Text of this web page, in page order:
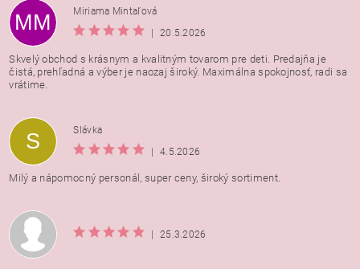
Vložením hodnotenie súhlasíte s
osobných údajov
MM
Miriama Mintaľová
|
20.5.2026
Skvelý obchod s krásnym a kvalitným tovarom pre deti. Predajňa je
čistá, prehľadná a výber je naozaj široký. Maximálna spokojnosť, radi sa
vrátime.
S
Slávka
|
4.5.2026
Milý a nápomocný personál, super ceny, široký sortiment.
| 25.3.2026